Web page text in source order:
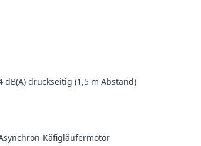
dB(A) druckseitig (1,5 m Abstand)
Käfigläufermotor